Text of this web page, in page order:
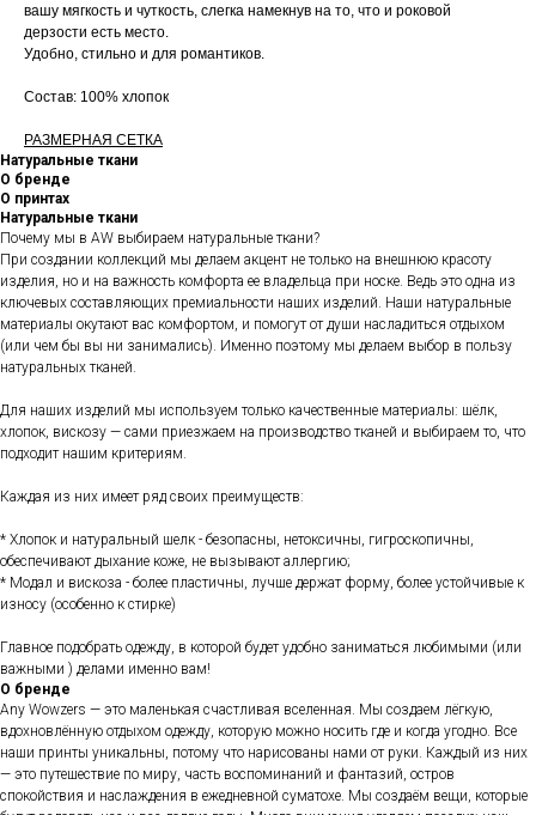
вашу мягкость и чуткость, слегка намекнув на то, что и роковой
дерзости есть место.
Удобно, стильно и для романтиков.
Состав: 100% хлопок
РАЗМЕРНАЯ СЕТКА
Натуральные ткани
О бренде
О принтах
Натуральные ткани
Почему мы в AW выбираем натуральные ткани?
При создании коллекций мы делаем акцент не только на внешнюю красоту
изделия, но и на важность комфорта ее владельца при носке. Ведь это одна из
ключевых составляющих премиальности наших изделий. Наши натуральные
материалы окутают вас комфортом, и помогут от души насладиться отдыхом
(или чем бы вы ни занимались). Именно поэтому мы делаем выбор в пользу
натуральных тканей.
Для наших изделий мы используем только качественные материалы: шёлк,
хлопок, вискозу — сами приезжаем на производство тканей и выбираем то, что
подходит нашим критериям.
Каждая из них имеет ряд своих преимуществ:
* Хлопок и натуральный шелк - безопасны, нетоксичны, гигроскопичны,
обеспечивают дыхание коже, не вызывают аллергию;
* Модал и вискоза - более пластичны, лучше держат форму, более устойчивые к
износу (особенно к стирке)
Главное подобрать одежду, в которой будет удобно заниматься любимыми (или
важными ) делами именно вам!
О бренде
Any Wowzers — это маленькая счастливая вселенная. Мы создаем лёгкую,
вдохновлённую отдыхом одежду, которую можно носить где и когда угодно. Все
наши принты уникальны, потому что нарисованы нами от руки. Каждый из них
— это путешествие по миру, часть воспоминаний и фантазий, остров
спокойствия и наслаждения в ежедневной суматохе. Мы создаём вещи, которые